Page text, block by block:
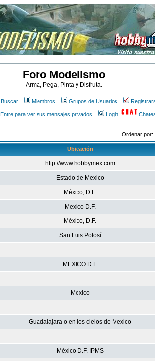
Foro Modelismo
Arma, Pega, Pinta y Disfruta.
Buscar Miembros Grupos de Usuarios
Entre para ver sus mensajes privados Login
Ordenar por:
Ubicación
http://www.hobbymex.com
Estado de Mexico
México, D.F.
Mexico D.F.
México, D.F.
San Luis Potosí
MEXICO D.F.
México
Guadalajara o en los cielos de Mexico
México,D.F. IPMS